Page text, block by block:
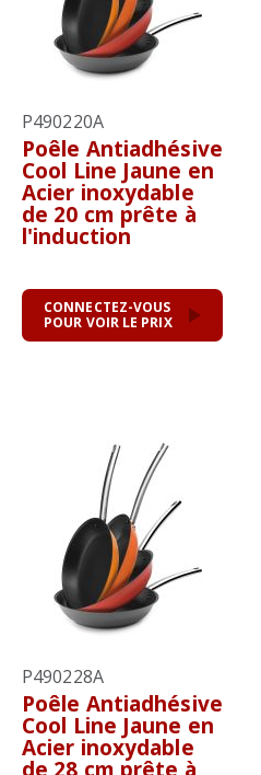
P490220A
Poêle Antiadhésive
Cool Line Jaune en
Acier inoxydable
de 20 cm prête à
l'induction
CONNECTEZ-VOUS
POUR VOIR LE PRIX
P490228A
Poêle Antiadhésive
Cool Line Jaune en
Acier inoxydable